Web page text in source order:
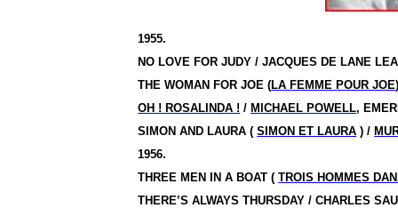
1955.
NO LOVE FOR JUDY / JACQUES DE LANE LEA
THE WOMAN FOR JOE (LA FEMME POUR JOE
OH ! ROSALINDA ! / MICHAEL POWELL,
SIMON AND LAURA (SIMON ET LAURA ) /
1956.
THREE MEN IN A BOAT (TROIS HOMMES
THERE’S ALWAYS THURSDAY / CHARLES